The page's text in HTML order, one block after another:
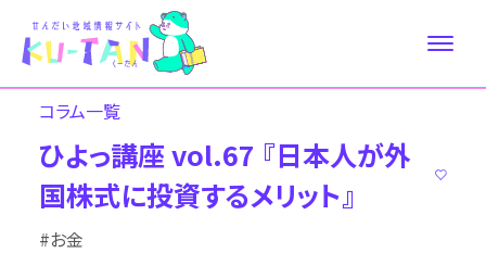
コラム⼀覧
ひよっ講座 vol.67 『日本人が外
国株式に投資するメリット』
#お金